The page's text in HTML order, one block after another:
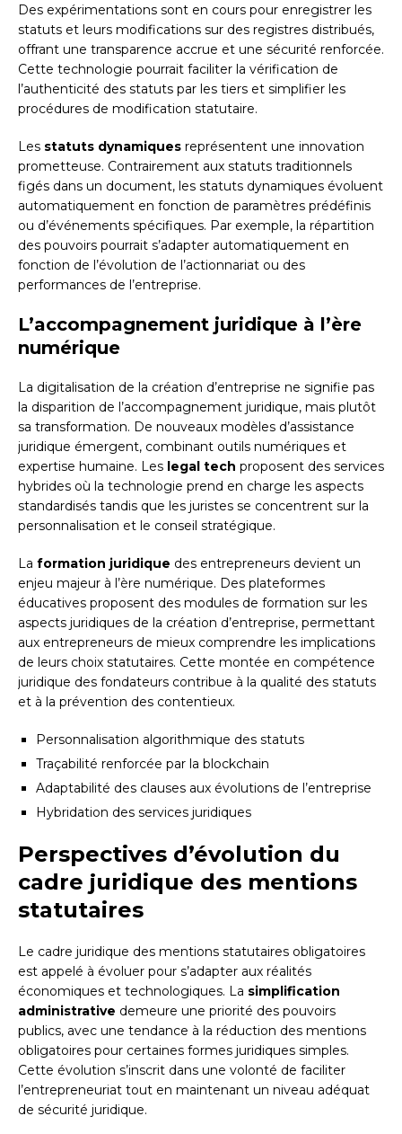
Des expérimentations sont en cours pour enregistrer les
statuts et leurs modifications sur des registres distribués,
offrant une transparence accrue et une sécurité renforcée.
Cette technologie pourrait faciliter la vérification de
l’authenticité des statuts par les tiers et simplifier les
procédures de modification statutaire.
Les statuts dynamiques représentent une innovation
prometteuse. Contrairement aux statuts traditionnels
figés dans un document, les statuts dynamiques évoluent
automatiquement en fonction de paramètres prédéfinis
ou d’événements spécifiques. Par exemple, la répartition
des pouvoirs pourrait s’adapter automatiquement en
fonction de l’évolution de l’actionnariat ou des
performances de l’entreprise.
L’accompagnement juridique à l’ère
numérique
La digitalisation de la création d’entreprise ne signifie pas
la disparition de l’accompagnement juridique, mais plutôt
sa transformation. De nouveaux modèles d’assistance
juridique émergent, combinant outils numériques et
expertise humaine. Les legal tech proposent des services
hybrides où la technologie prend en charge les aspects
standardisés tandis que les juristes se concentrent sur la
personnalisation et le conseil stratégique.
La formation juridique des entrepreneurs devient un
enjeu majeur à l’ère numérique. Des plateformes
éducatives proposent des modules de formation sur les
aspects juridiques de la création d’entreprise, permettant
aux entrepreneurs de mieux comprendre les implications
de leurs choix statutaires. Cette montée en compétence
juridique des fondateurs contribue à la qualité des statuts
et à la prévention des contentieux.
Personnalisation algorithmique des statuts
Traçabilité renforcée par la blockchain
Adaptabilité des clauses aux évolutions de l’entreprise
Hybridation des services juridiques
Perspectives d’évolution du
cadre juridique des mentions
statutaires
Le cadre juridique des mentions statutaires obligatoires
est appelé à évoluer pour s’adapter aux réalités
économiques et technologiques. La simplification
administrative demeure une priorité des pouvoirs
publics, avec une tendance à la réduction des mentions
obligatoires pour certaines formes juridiques simples.
Cette évolution s’inscrit dans une volonté de faciliter
l’entrepreneuriat tout en maintenant un niveau adéquat
de sécurité juridique.